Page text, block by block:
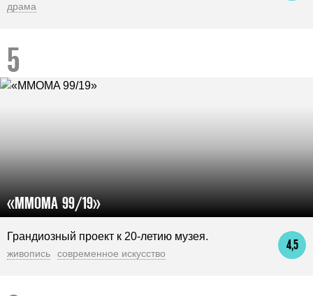
драма
«MMOMA 99/19»
4,5
Грандиозный проект к 20-летию музея.
живопись современное искусство